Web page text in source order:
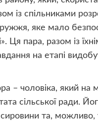
із спільниками
яке мало
Ця пара, разом із
на етапі
– чоловіка, який на
сільської ради.
та, можливо,